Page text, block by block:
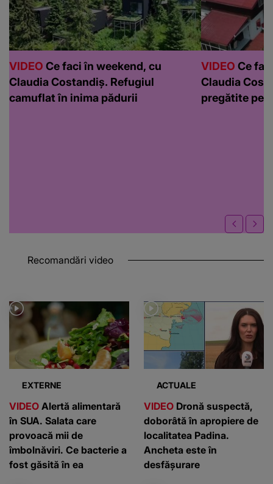
VIDEO Ce faci în weekend, cu
Claudia Costandiș. Refugiul
camuflat în inima pădurii
VIDEO Ce
Claudia
pregătite
Recomandări video
EXTERNE
VIDEO Alertă alimentară
în SUA. Salata care
provoacă mii de
îmbolnăviri. Ce bacterie a
fost găsită în ea
ACTUALE
VIDEO Dronă suspectă,
doborâtă în apropiere de
localitatea Padina.
Ancheta este în
desfășurare